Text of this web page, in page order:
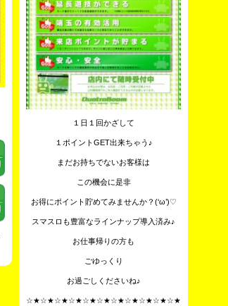
１日１回かざして
１ポイントGET出来ちゃう♪
まだお持ちでないお客様は
この機会に是非
お得にポイント貯めてみませんか？(‘ω’)♡
スマスロも豊富なラインナップ導入済み♪
お仕事帰りの方も
ごゆっくり
お過ごしくださいね♪
☆★☆★☆★☆★☆★☆★☆★☆★☆★☆★☆★